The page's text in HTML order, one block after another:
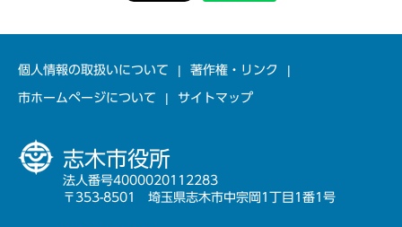
個人情報の取扱いについて 著作権・リンク
市ホームページについて サイトマップ
志木市役所
法人番号4000020112283
〒353-8501 埼玉県志木市中宗岡1丁目1番1号